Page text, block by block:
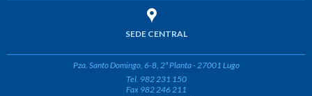
SEDE CENTRAL
Pza. Santo Domingo, 6-8, 2ª Planta - 27001 Lugo
Tel. 982 231 150
Fax 982 246 211